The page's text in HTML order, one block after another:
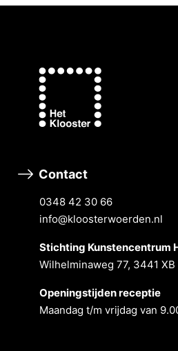
Contact
0348 42 30 66
info@kloosterwoerden.nl
Stichting Kunstencentrum
Wilhelminaweg 77, 3441 XB
Openingstĳden receptie
Maandag t/m vrĳdag van